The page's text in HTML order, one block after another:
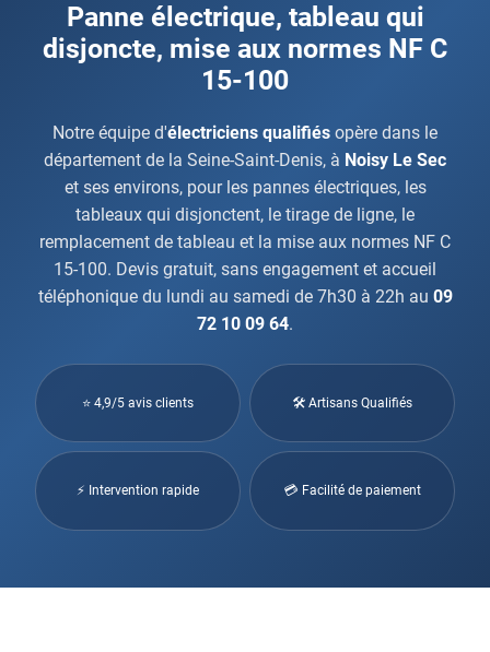
Panne électrique, tableau qui
disjoncte, mise aux normes NF C
15-100
Notre équipe d'électriciens qualifiés opère dans le
département de la Seine-Saint-Denis, à Noisy Le Sec
et ses environs, pour les pannes électriques, les
tableaux qui disjonctent, le tirage de ligne, le
remplacement de tableau et la mise aux normes NF C
15-100. Devis gratuit, sans engagement et accueil
téléphonique du lundi au samedi de 7h30 à 22h au 09
72 10 09 64.
⭐ 4,9/5 avis clients 🛠 Artisans Qualifiés
⚡ Intervention rapide 💳 Facilité de paiement